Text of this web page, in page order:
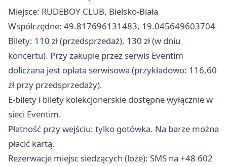
Miejsce: RUDEBOY CLUB, Bielsko-Biała
Współrzędne: 49.817696131483, 19.045649603704
Bilety: 110 zł (przedsprzedaż), 130 zł (w dniu
koncertu). Przy zakupie przez serwis Eventim
doliczana jest opłata serwisowa (przykładowo: 116,60
zł przy przedsprzedaży).
E-bilety i bilety kolekcjonerskie dostępne wyłącznie w
sieci Eventim.
Płatność przy wejściu: tylko gotówka. Na barze można
płacić kartą.
Rezerwacje miejsc siedzących (loże): SMS na +48 602